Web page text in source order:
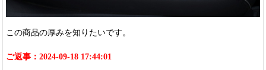
この商品の厚みを知りたいです。
ご返事：2024-09-18 17:44:01